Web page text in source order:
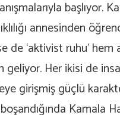
başlıyor.
annesinden
de ‘aktivist ruhu’ hem
geliyor. Her ikisi de
girişmiş güçlü
Kamala